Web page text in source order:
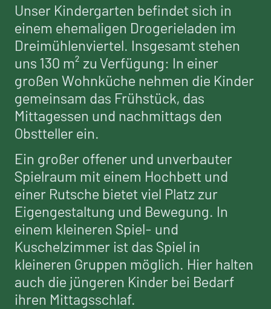
Unser Kindergarten befindet sich in
einem ehemaligen Drogerieladen im
Dreimühlenviertel. Insgesamt stehen
uns 130 m² zu Verfügung: In einer
großen Wohnküche nehmen die Kinder
gemeinsam das Frühstück, das
Mittagessen und nachmittags den
Obstteller ein.
Ein großer offener und unverbauter
Spielraum mit einem Hochbett und
einer Rutsche bietet viel Platz zur
Eigengestaltung und Bewegung. In
einem kleineren Spiel- und
Kuschelzimmer ist das Spiel in
kleineren Gruppen möglich. Hier halten
auch die jüngeren Kinder bei Bedarf
ihren Mittagsschlaf.